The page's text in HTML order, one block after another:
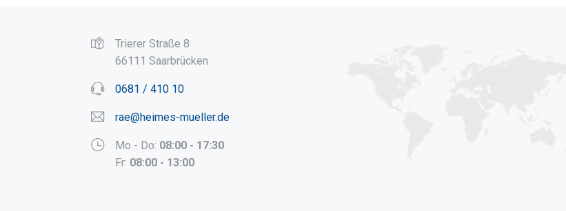
Trierer Straße 8
66111 Saarbrücken
0681 / 410 10
rae@heimes-mueller.de
Mo - Do: 08:00 - 17:30
Fr: 08:00 - 13:00